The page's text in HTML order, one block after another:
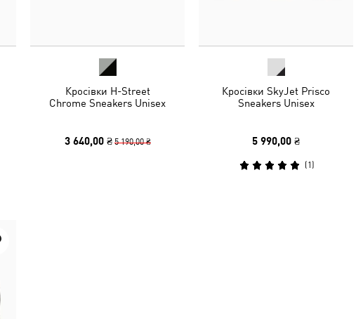
Кросівки H-Street
Chrome Sneakers Unisex
3 640,00 ₴ 5 190,00 ₴
Кросівки SkyJet Prisco
Sneakers Unisex
5 990,00 ₴
(1 )